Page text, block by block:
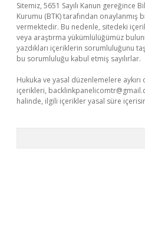
Sitemiz, 5651 Sayılı Kanun gereğince
Kurumu (BTK) tarafından onaylanmış
vermektedir. Bu nedenle, sitedeki
veya araştırma yükümlülüğümüz
yazdıkları içeriklerin sorumluluğunu
bu sorumluluğu kabul etmiş sayılırlar.
Hukuka ve yasal düzenlemelere
içerikleri,
halinde, ilgili içerikler yasal süre